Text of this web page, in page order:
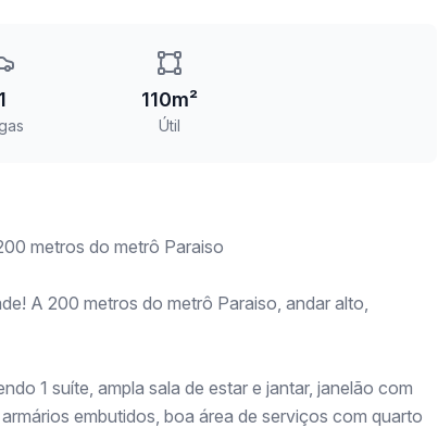
1 110m²
Útil
metros do metrô Paraiso
A 200 metros do metrô Paraiso, andar alto,
1 suíte, ampla sala de estar e jantar, janelão com
embutidos, boa área de serviços com quarto